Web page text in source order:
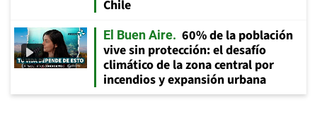
Chile
El Buen Aire
60% de la población
vive sin protección: el desafío
climático de la zona central por
incendios y expansión urbana